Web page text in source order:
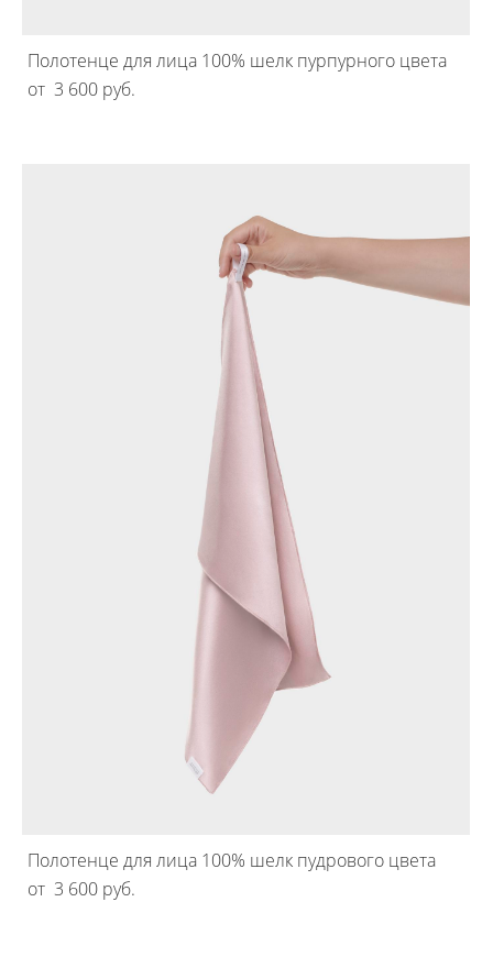
Полотенце для лица 100% шелк пурпурного цвета
от 3 600 pуб.
Полотенце для лица 100% шелк пудрового цвета
от 3 600 pуб.